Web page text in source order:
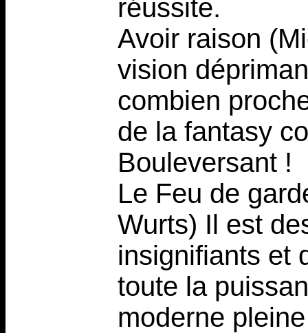
réussite.
Avoir raison
vision
combien
de la fantasy
Bouleversant !
Le Feu de
Wurts) Il est
insignifiants et
toute la
moderne